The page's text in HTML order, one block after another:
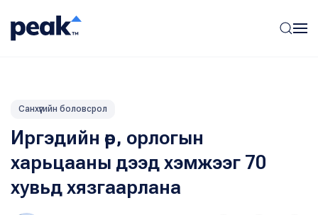
Санхүүгийн боловсрол
Иргэдийн өр, орлогын
харьцааны дээд хэмжээг 70
хувьд хязгаарлана